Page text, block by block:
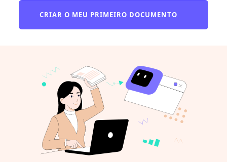
CRIAR O MEU PRIMEIRO DOCUMENTO